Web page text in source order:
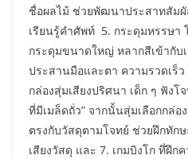
ชื่อผลไม้ ช่วยพัฒนาประสาทสัมผั
เรียนรู้คำศัพท์ 5. กระดุมหรรษา
กระดุมขนาดใหญ่ หลากสีเข้ากับ
ประสานมือและตา ความรวดเร็
กล่องสุ่มเสียงปริศนา เด็ก ๆ ฟังโ
ที่มีเมล็ดถั่ว” จากนั้นสุ่มเลือกกล่อ
ตรงกับวัสดุตามโจทย์ ช่วยฝึกทัก
เสียงวัสดุ และ 7. เกมบิงโก ทึ่ฝึก